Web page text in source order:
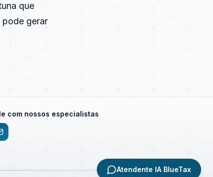
que
pode gerar
com nossos especialistas
Atendente IA BlueTax